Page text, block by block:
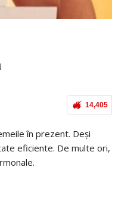
14,405
în prezent. Deși
eficiente. De multe ori,